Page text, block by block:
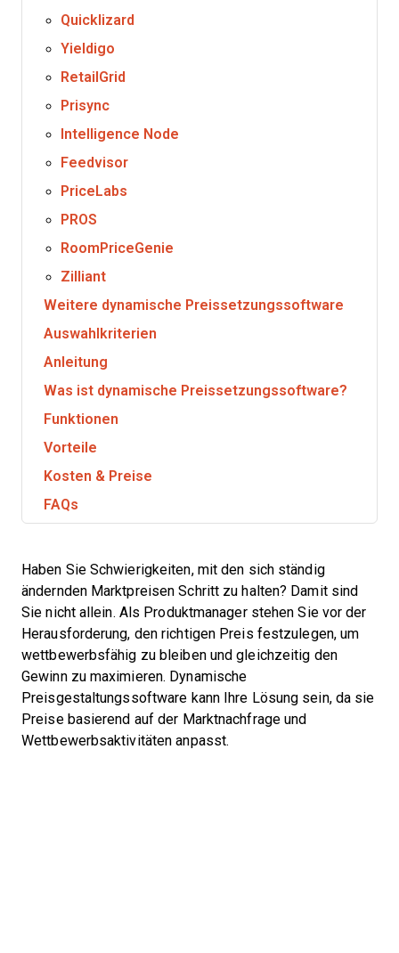
Quicklizard
Yieldigo
RetailGrid
Prisync
Intelligence Node
Feedvisor
PriceLabs
PROS
RoomPriceGenie
Zilliant
Weitere dynamische Preissetzungssoftware
Auswahlkriterien
Anleitung
Was ist dynamische Preissetzungssoftware?
Funktionen
Vorteile
Kosten & Preise
FAQs
Haben Sie Schwierigkeiten, mit den sich ständig
ändernden Marktpreisen Schritt zu halten? Damit sind
Sie nicht allein. Als Produktmanager stehen Sie vor der
Herausforderung, den richtigen Preis festzulegen, um
wettbewerbsfähig zu bleiben und gleichzeitig den
Gewinn zu maximieren. Dynamische
Preisgestaltungssoftware kann Ihre Lösung sein, da sie
Preise basierend auf der Marktnachfrage und
Wettbewerbsaktivitäten anpasst.